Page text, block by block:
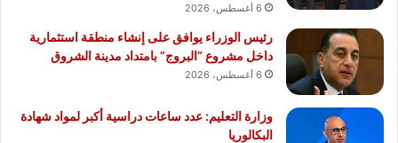
6 أغسطس، 2026
رئيس الوزراء يوافق على إنشاء منطقة استثمارية
داخل مشروع “البروج” بامتداد مدينة الشروق
6 أغسطس، 2026
وزارة التعليم: عدد ساعات دراسية أكبر لمواد شهادة
البكالوريا